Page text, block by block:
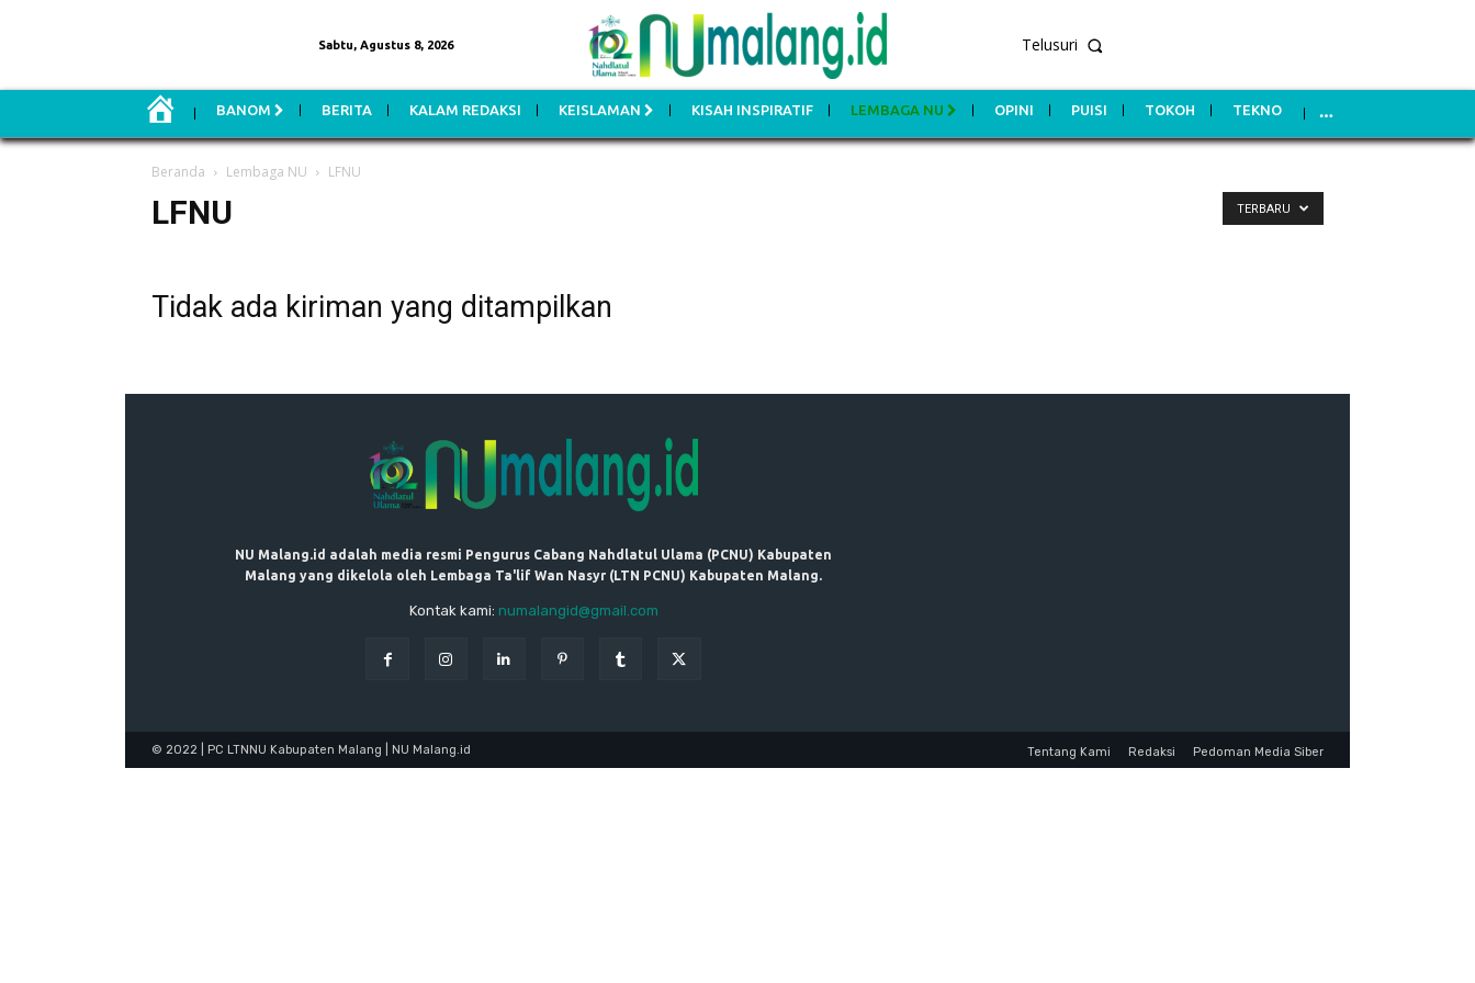
Sabtu, Agustus 8, 2026 Telusuri
M
BANOM BERITA KALAM REDAKSI KEISLAMAN KISAH INSPIRATIF LEMBAGA NU OPINI PUISI TOKOH TEKNO
Beranda Lembaga NU LFNU
LFNU TERBARU
Tidak ada kiriman yang ditampilkan
NU Malang.id adalah media resmi Pengurus Cabang Nahdlatul Ulama (PCNU) Kabupaten
Malang yang dikelola oleh Lembaga Ta'lif Wan Nasyr (LTN PCNU) Kabupaten Malang.
Kontak kami: numalangid@gmail.com
© 2022 | PC LTNNU Kabupaten Malang | NU Malang.id Tentang Kami Redaksi Pedoman Media Siber